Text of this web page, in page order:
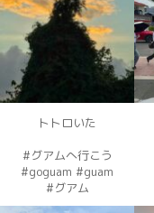
トトロいた
#グアムへ行こう
#goguam #guam
#グアム